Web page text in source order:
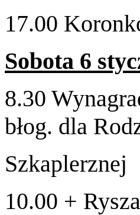
17.00
Sob­ota 6
8.30
błog. dla
Szkaplerznej
10.00 +